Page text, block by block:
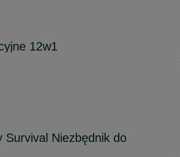
12w1
Survival Niezbędnik do